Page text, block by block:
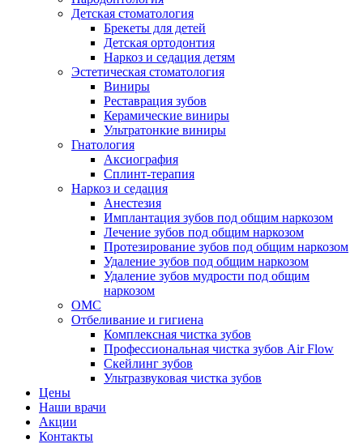
Детская стоматология
Брекеты для детей
Детская ортодонтия
Наркоз и седация детям
Эстетическая стоматология
Виниры
Реставрация зубов
Керамические виниры
Ультратонкие виниры
Гнатология
Аксиография
Сплинт-терапия
Наркоз и седация
Анестезия
Имплантация зубов под общим наркозом
Лечение зубов под общим наркозом
Протезирование зубов под общим наркозом
Удаление зубов под общим наркозом
Удаление зубов мудрости под общим
наркозом
ОМС
Отбеливание и гигиена
Комплексная чистка зубов
Профессиональная чистка зубов Air Flow
Скейлинг зубов
Ультразвуковая чистка зубов
Цены
Наши врачи
Акции
Контакты